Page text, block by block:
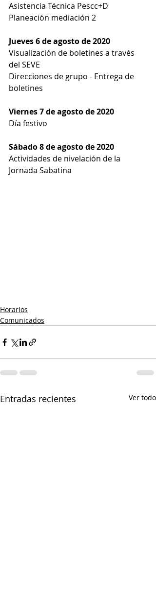
Asistencia Técnica Pescc+D
Planeación mediación 2
Jueves 6 de agosto de 2020
Visualización de boletines a través
del SEVE
Direcciones de grupo - Entrega de
boletines
Viernes 7 de agosto de 2020
Día festivo
Sábado 8 de agosto de 2020
Actividades de nivelación de la
Jornada Sabatina
Horarios
Comunicados
Entradas recientes Ver todo